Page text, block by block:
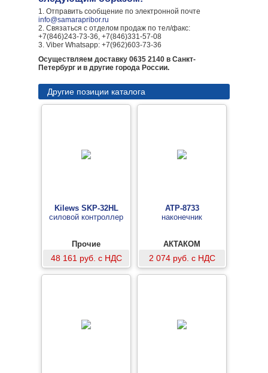
1. Отправить сообщение по электронной почте
info@samarapribor.ru
2. Связаться с отделом продаж по тел/факс:
+7(846)243-73-36, +7(846)331-57-08
3. Viber Whatsapp: +7(962)603-73-36
Осуществляем доставку 0635 2140 в Санкт-
Петербург и в другие города России.
Другие позиции каталога
Kilews SKP-32HL
силовой контроллер
Прочие
48 161 руб. с НДС
АТР-8733
наконечник
АКТАКОМ
2 074 руб. с НДС